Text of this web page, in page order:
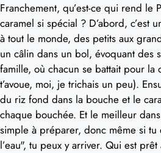
Franchement, qu’est-ce qui rend le
caramel si spécial ? D’abord, c’est
à tout le monde, des petits aux
un câlin dans un bol, évoquant des
famille, où chacun se battait pour
t’avoue, moi, je trichais un peu).
du riz fond dans la bouche et le
chaque bouchée. Et le meilleur
simple à préparer, donc même si
l’eau", tu peux y arriver. Qui est